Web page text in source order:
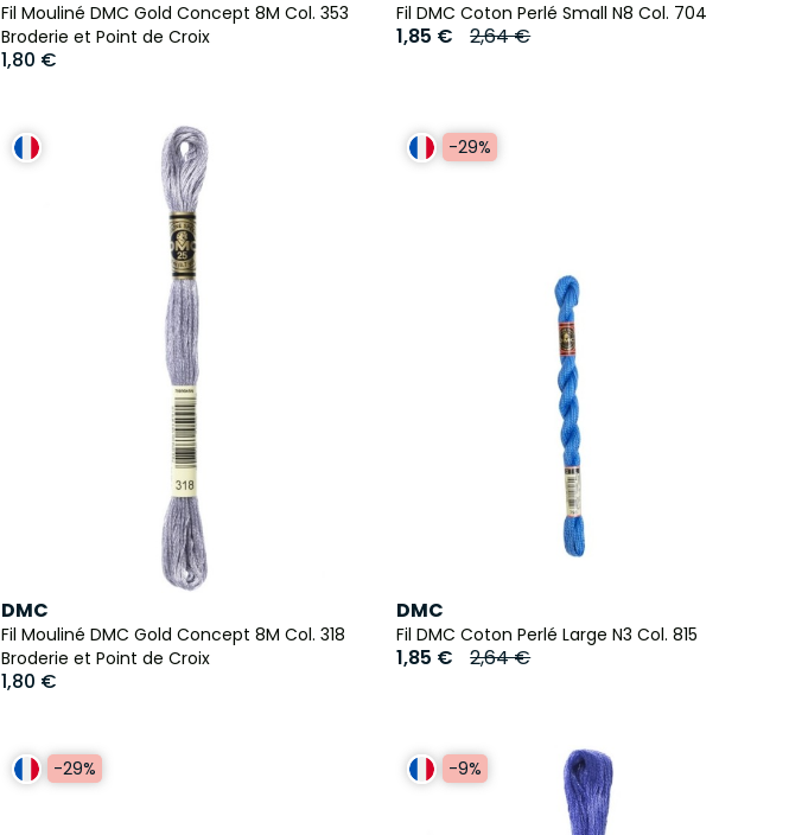
Fil Mouliné DMC Gold Concept 8M Col. 353
Broderie et Point de Croix
1,80 €
Fil DMC Coton Perlé Small N8 Col. 704
1,85 € 2,64 €
DMC
Fil Mouliné DMC Gold Concept 8M Col. 318
Broderie et Point de Croix
1,80 €
-29%
DMC
Fil DMC Coton Perlé Large N3 Col. 815
1,85 € 2,64 €
-29% -9%